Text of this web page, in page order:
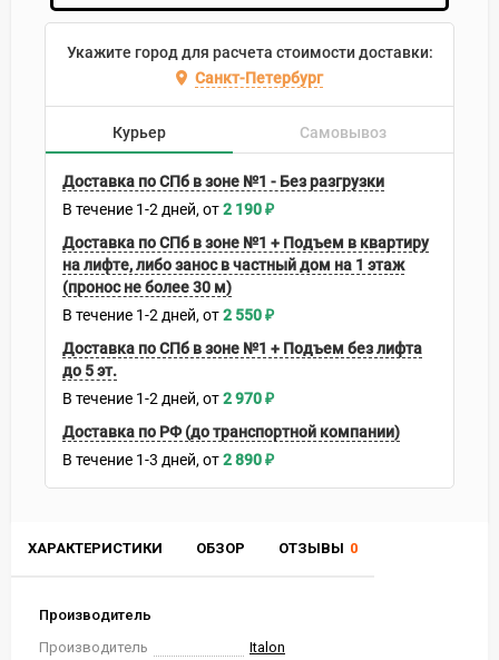
ХАРАКТЕРИСТИКИ ОБЗОР ОТЗЫВЫ 0
Производитель
Производитель
Italon
Укажите город для расчета стоимости доставки:
Санкт-Петербург
Курьер Самовывоз
Доставка по СПб в зоне №1 - Без разгрузки
В течение 1-2 дней 2 190₽
Доставка по СПб в зоне №1 + Подъем в квартиру
на лифте, либо занос в частный дом на 1 этаж
(пронос не более 30 м)
В течение 1-2 дней 2 550₽
Доставка по СПб в зоне №1 + Подъем без лифта
до 5 эт.
В течение 1-2 дней 2 970₽
Доставка по РФ (до транспортной компании)
В течение 1-3 дней 2 890₽